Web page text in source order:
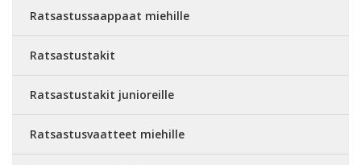
Ratsastussaappaat miehille
Ratsastustakit
Ratsastustakit junioreille
Ratsastusvaatteet miehille